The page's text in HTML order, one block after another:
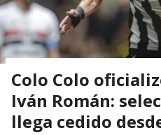
Colo Colo
Iván Román:
llega cedido